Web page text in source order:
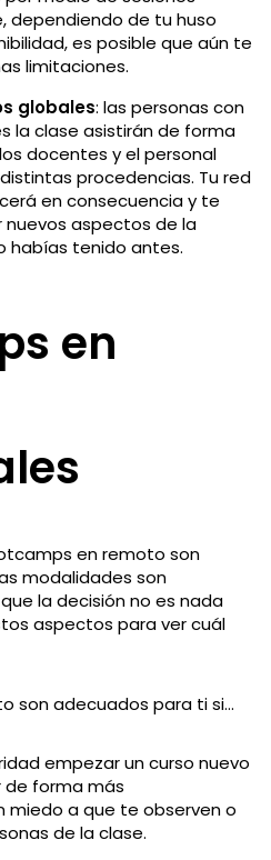
dependiendo de tu huso
es posible que aún te
limitaciones.
globales: las personas con
la clase asistirán de forma
docentes y el personal
procedencias. Tu red
en consecuencia y te
aspectos de la
habías tenido antes.
en
en remoto son
modalidades son
la decisión no es nada
aspectos para ver cuál
son adecuados para ti si…
empezar un curso nuevo
de forma más
miedo a que te observen o
de la clase.